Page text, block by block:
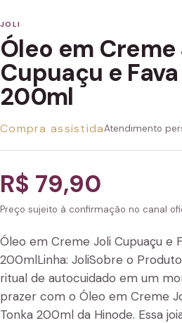
JOLI
Óleo em Creme
Cupuaçu e
200ml
Compra assistidaAtendimento
R$ 79,90
Preço sujeito à confirmação no canal
Óleo em Creme Joli Cupuaçu e
200mlLinha: JoliSobre o
ritual de autocuidado em um
prazer com o Óleo em Creme
Tonka 200ml da Hinode. Essa